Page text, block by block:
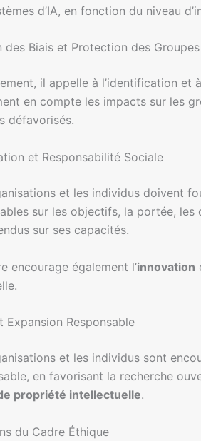
d’IA, en fonction du niveau
des Biais et Protection des
il appelle à l’identification et
en compte les impacts sur les
défavorisés.
et Responsabilité Sociale
et les individus doivent
sur les objectifs, la portée,
sur ses capacités.
encourage également l’innovation
Expansion Responsable
et les individus sont
en favorisant la recherche
propriété intellectuelle.
du Cadre Éthique